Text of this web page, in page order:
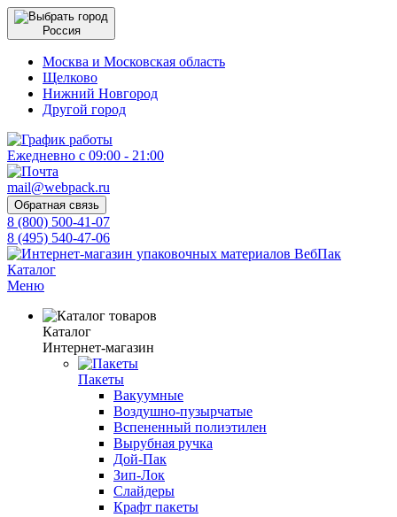
Россия
Москва и Московская область
Щелково
Нижний Новгород
Другой город
Ежедневно с 09:00 - 21:00
mail@webpack.ru
Обратная связь
8 (800) 500-41-07
8 (495) 540-47-06
Каталог
Меню
Каталог
Интернет-магазин
Пакеты
Вакуумные
Воздушно-пузырчатые
Вспененный полиэтилен
Вырубная ручка
Дой-Пак
Зип-Лок
Слайдеры
Крафт пакеты